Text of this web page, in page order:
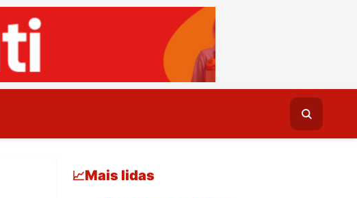
📈Mais lidas